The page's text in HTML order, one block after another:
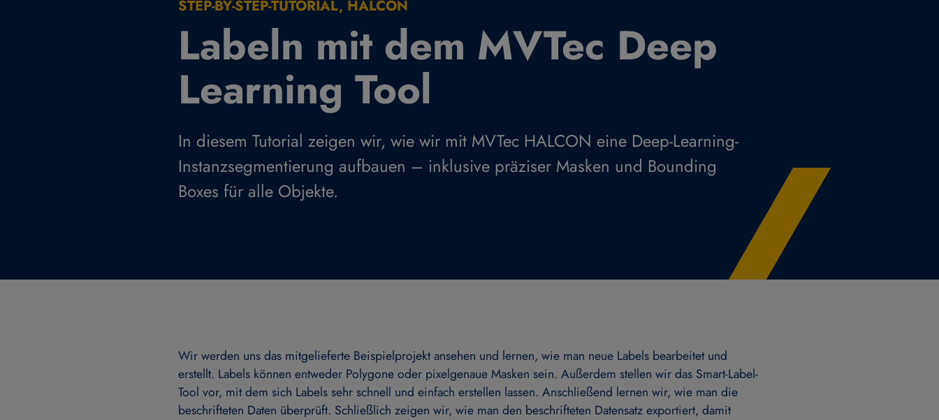
STEP-BY-STEP-TUTORIAL, HALCON
Labeln mit dem MVTec Deep
Learning Tool
In diesem Tutorial zeigen wir, wie wir mit MVTec HALCON eine Deep-Learning-
Instanzsegmentierung aufbauen – inklusive präziser Masken und Bounding
Boxes für alle Objekte.
Wir werden uns das mitgelieferte Beispielprojekt ansehen und lernen, wie man neue Labels bearbeitet und
erstellt. Labels können entweder Polygone oder pixelgenaue Masken sein. Außerdem stellen wir das Smart-Label-
Tool vor, mit dem sich Labels sehr schnell und einfach erstellen lassen. Anschließend lernen wir, wie man die
beschrifteten Daten überprüft. Schließlich zeigen wir, wie man den beschrifteten Datensatz exportiert, damit